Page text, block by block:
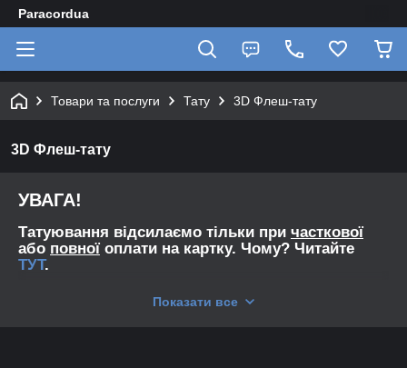
Paracordua
Товари та послуги Тату 3D Флеш-тату
3D Флеш-тату
УВАГА!
Татуювання відсилаємо тільки при часткової
або повної оплати на картку. Чому? Читайте
ТУТ.
Показати все